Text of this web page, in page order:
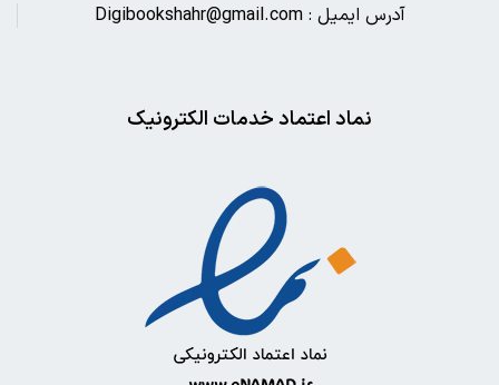
آدرس ایمیل : Digibookshahr@gmail.com
نماد اعتماد خدمات الکترونیک